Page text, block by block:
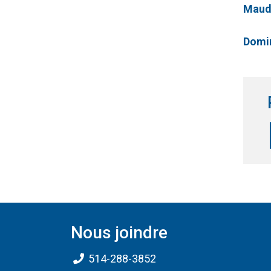
Nous joindre
514-288-3852